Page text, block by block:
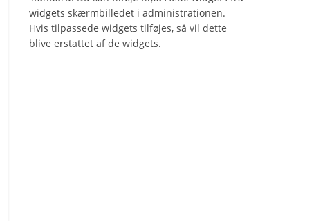
widgets skærmbilledet i administrationen.
Hvis tilpassede widgets tilføjes, så vil dette
blive erstattet af de widgets.